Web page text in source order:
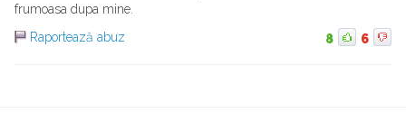
frumoasa dupa mine.
Raportează abuz
8 6